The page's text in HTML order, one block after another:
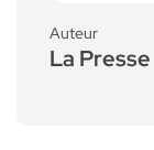
Auteur
La Presse